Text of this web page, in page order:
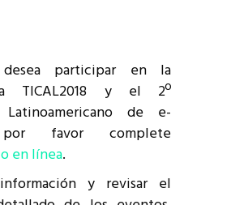
participar en la
TICAL2018 y el 2º
Latinoamericano de e-
favor complete
en línea.
y revisar el